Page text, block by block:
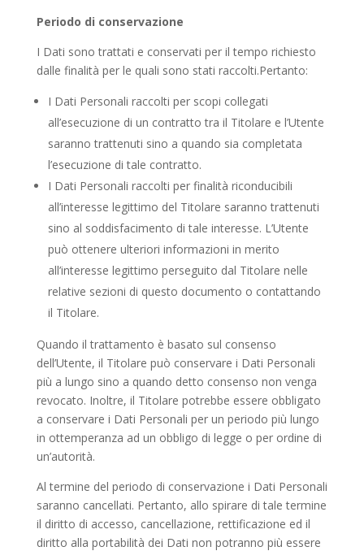
Periodo di conservazione
I Dati sono trattati e conservati per il tempo richiesto
dalle finalità per le quali sono stati raccolti.Pertanto:
I Dati Personali raccolti per scopi collegati
all’esecuzione di un contratto tra il Titolare e l’Utente
saranno trattenuti sino a quando sia completata
l’esecuzione di tale contratto.
I Dati Personali raccolti per finalità riconducibili
all’interesse legittimo del Titolare saranno trattenuti
sino al soddisfacimento di tale interesse. L’Utente
può ottenere ulteriori informazioni in merito
all’interesse legittimo perseguito dal Titolare nelle
relative sezioni di questo documento o contattando
il Titolare.
Quando il trattamento è basato sul consenso
dell’Utente, il Titolare può conservare i Dati Personali
più a lungo sino a quando detto consenso non venga
revocato. Inoltre, il Titolare potrebbe essere obbligato
a conservare i Dati Personali per un periodo più lungo
in ottemperanza ad un obbligo di legge o per ordine di
un’autorità.
Al termine del periodo di conservazione i Dati Personali
saranno cancellati. Pertanto, allo spirare di tale termine
il diritto di accesso, cancellazione, rettificazione ed il
diritto alla portabilità dei Dati non potranno più essere